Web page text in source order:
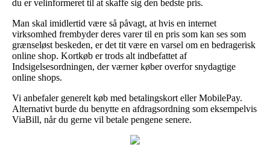
du er velinformeret til at skaffe sig den bedste pris.
Man skal imidlertid være så påvagt, at hvis en internet
virksomhed frembyder deres varer til en pris som kan ses som
grænseløst beskeden, er det tit være en varsel om en bedragerisk
online shop. Kortkøb er trods alt indbefattet af
Indsigelsesordningen, der værner køber overfor snydagtige
online shops.
Vi anbefaler generelt køb med betalingskort eller MobilePay.
Alternativt burde du benytte en afdragsordning som eksempelvis
ViaBill, når du gerne vil betale pengene senere.